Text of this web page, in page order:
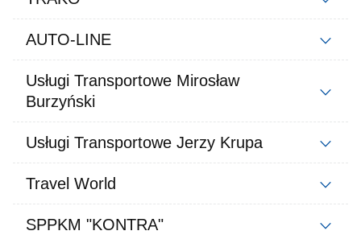
AUTO-LINE
Usługi Transportowe Mirosław
Burzyński
Usługi Transportowe Jerzy Krupa
Travel World
SPPKM "KONTRA"